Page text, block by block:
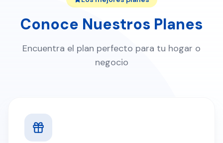
Conoce Nuestros Planes
negocio